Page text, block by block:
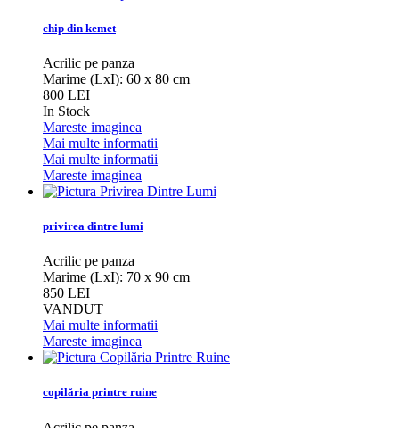
chip din kemet
Acrilic pe panza
Marime (LxI): 60 x 80 cm
800 LEI
In Stock
Mareste imaginea
Mai multe informatii
Mai multe informatii
Mareste imaginea
privirea dintre lumi
Acrilic pe panza
Marime (LxI): 70 x 90 cm
850 LEI
VANDUT
Mai multe informatii
Mareste imaginea
copilăria printre ruine